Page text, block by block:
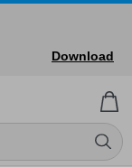
Download